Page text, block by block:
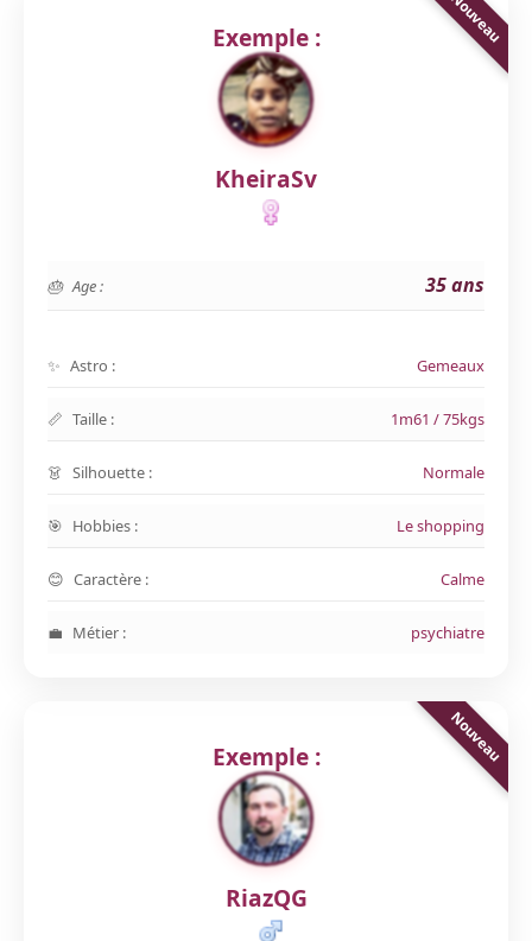
Exemple :
KheiraSv
Age : 35 ans
Astro : Gemeaux
Taille : 1m61 / 75kgs
Silhouette : Normale
Hobbies : Le shopping
Caractère : Calme
Métier : psychiatre
Exemple :
RiazQG